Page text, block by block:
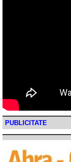
PUBLICITATE